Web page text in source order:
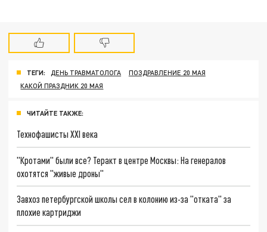
ТЕГИ: ДЕНЬ ТРАВМАТОЛОГА
ПОЗДРАВЛЕНИЕ 20 МАЯ
КАКОЙ ПРАЗДНИК 20 МАЯ
ЧИТАЙТЕ ТАКЖЕ:
Технофашисты XXI века
"Кротами" были все? Теракт в центре Москвы: На генералов
охотятся "живые дроны"
Завхоз петербургской школы сел в колонию из-за "отката" за
плохие картриджи